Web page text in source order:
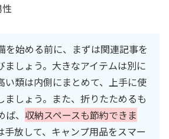
を始める前に、まずは関連記事を
ましょう。大きなアイテムは別に
い類は内側にまとめて、上手に使
ましょう。また、折りたためるも
、 収納スペースも節約できま
手放して、キャンプ用品をスマー